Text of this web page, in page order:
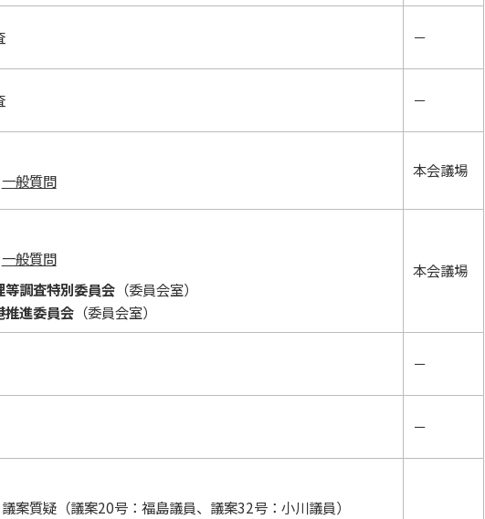
－
－
一般質問
本会議場
一般質問
等調査特別委員会（委員会室）
推進委員会（委員会室）
本会議場
－
－
議案質疑（議案20号：福島議員、議案32号：小川議員）